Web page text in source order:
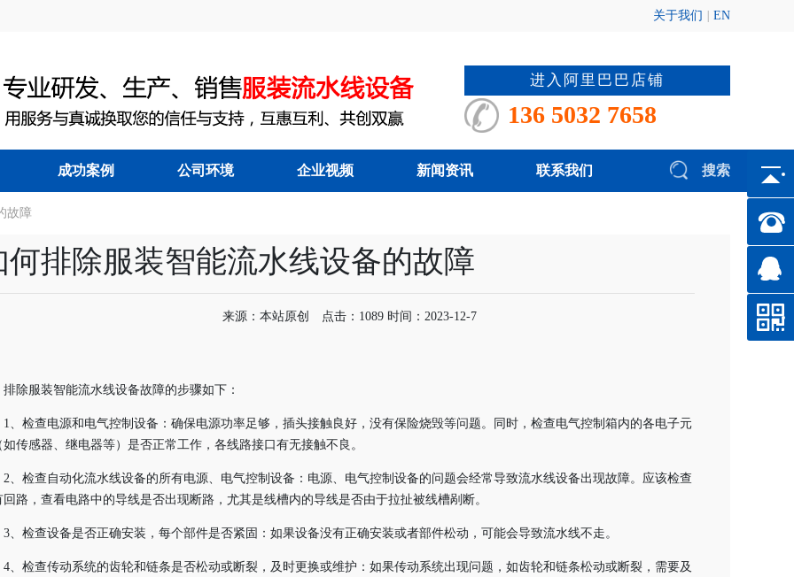
关于我们 EN
进入阿里巴巴店铺
136 5032 7658
成功案例 公司环境 企业视频 新闻资讯 联系我们 搜索
拍流水线
故障
何排除服装智能流水线设备的故障
来源：本站原创 点击：1089 时间：2023-12-7
排除服装智能流水线设备故障的步骤如下：
1、检查电源和电气控制设备：确保电源功率足够，插头接触良好，没有保险烧毁等问题。同时，检查电气控制箱内的各电子元
如传感器、继电器等）是否正常工作，各线路接口有无接触不良。
2、检查自动化流水线设备的所有电源、电气控制设备：电源、电气控制设备的问题会经常导致流水线设备出现故障。应该检查
回路，查看电路中的导线是否出现断路，尤其是线槽内的导线是否由于拉扯被线槽剐断。
3、检查设备是否正确安装，每个部件是否紧固：如果设备没有正确安装或者部件松动，可能会导致流水线不走。
4、检查传动系统的齿轮和链条是否松动或断裂，及时更换或维护：如果传动系统出现问题，如齿轮和链条松动或断裂，需要及